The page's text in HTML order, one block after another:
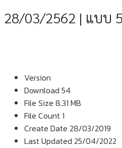
28/03/2562 | แบบ
Version
Download 54
File Size 8.31 MB
File Count 1
Create Date 28/03/2019
Last Updated 25/04/2022